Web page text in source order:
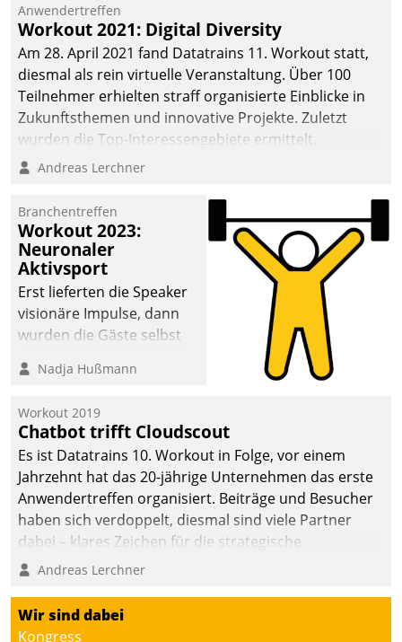
Cloud-Strategien und -
Lösungen mit hohem
Zukunftspotenzial.
Anwendertreffen
Workout 2021: Digital Diversity
Am 28. April 2021 fand Datatrains 11. Workout statt,
diesmal als rein virtuelle Veranstaltung. Über 100
Teilnehmer erhielten straff organisierte Einblicke in
Zukunftsthemen und innovative Projekte. Zuletzt
wurden die Top-Interessengebiete ermittelt.
Andreas Lerchner
Branchentreffen
Workout 2023:
Neuronaler
Aktivsport
Erst lieferten die Speaker
visionäre Impulse, dann
wurden die Gäste selbst
methodisch
Quartier. Dazwischen
zeigte Datatrain, was es
Neues zu bieten hat.
Nadja Hußmann
Workout 2019
Chatbot trifft Cloudscout
Es ist Datatrains 10. Workout in Folge, vor einem
Jahrzehnt hat das 20-jährige Unternehmen das erste
Anwendertreffen organisiert. Beiträge und Besucher
haben sich verdoppelt, diesmal sind viele Partner
dabei – klares Zeichen für die strategische
Fokussierung auf den Kunden.
Andreas Lerchner
Wir sind dabei
Kongress